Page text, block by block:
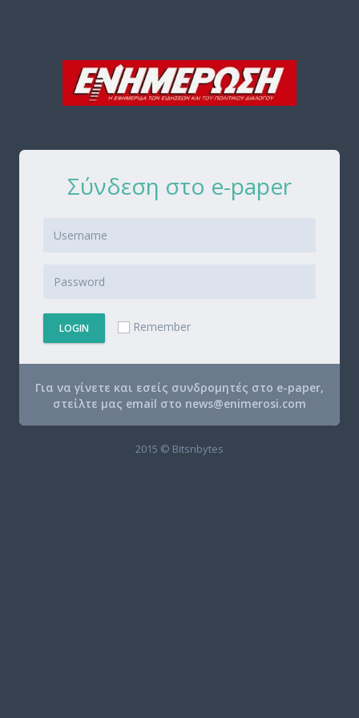
Σύνδεση στο e-paper
LOGIN Remember
Για να γίνετε και εσείς συνδρομητές στο e-paper,
στείλτε μας email στο news@enimerosi.com
2015 © Bitsnbytes